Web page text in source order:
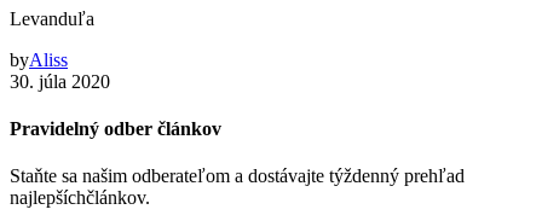
Levanduľa
byAliss
30. júla 2020
Pravidelný odber článkov
Staňte sa našim odberateľom a dostávajte týždenný prehľad
najlepšíchčlánkov.